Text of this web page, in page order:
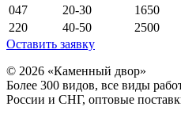
047
20-30
1650
220
40-50
2500
Оставить заявку
© 2026 «Каменный двор»
Более 300 видов, все виды
России и СНГ, оптовые